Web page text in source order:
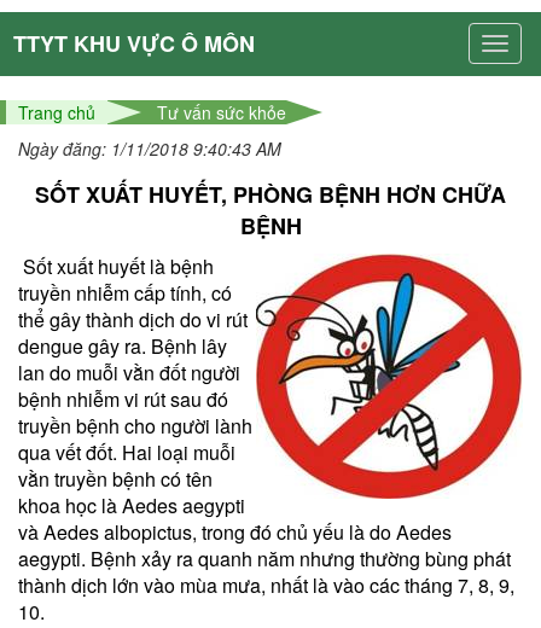
TTYT KHU VỰC Ô MÔN
Trang chủ
Tư vấn sức khỏe
Ngày đăng: 1/11/2018 9:40:43 AM
SỐT XUẤT HUYẾT, PHÒNG BỆNH HƠN CHỮA
BỆNH
Sốt xuất huyết là bệnh
truyền nhiễm cấp tính, có
thể gây thành dịch do vi rút
dengue gây ra. Bệnh lây
lan do muỗi vằn đốt người
bệnh nhiễm vi rút sau đó
truyền bệnh cho người lành
qua vết đốt. Hai loại muỗi
vằn truyền bệnh có tên
khoa học là Aedes aegypti
và Aedes albopictus, trong đó chủ yếu là do Aedes
aegypti. Bệnh xảy ra quanh năm nhưng thường bùng phát
thành dịch lớn vào mùa mưa, nhất là vào các tháng 7, 8, 9,
10.